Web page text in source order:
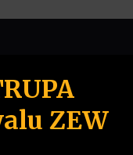
ZEW